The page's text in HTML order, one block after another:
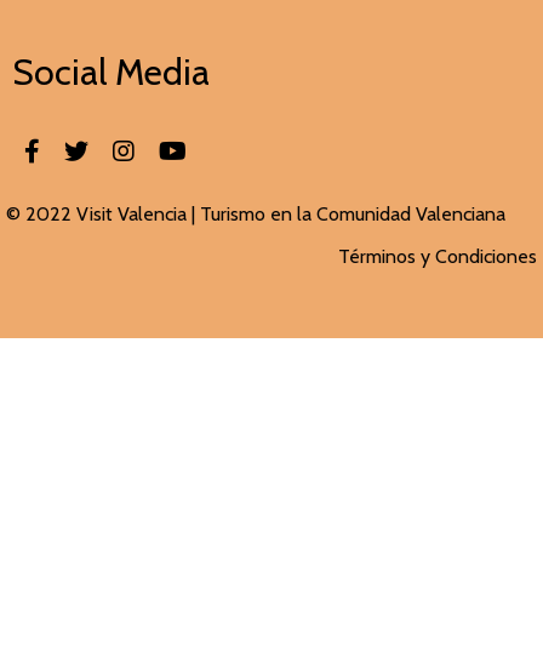
Social Media
© 2022 Visit Valencia | Turismo en la Comunidad Valenciana
Términos y Condiciones